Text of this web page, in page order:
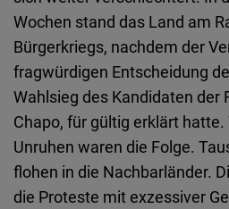
Wochen stand das Land am
Bürgerkriegs, nachdem der
fragwürdigen Entscheidung
Wahlsieg des Kandidaten der
Chapo, für gültig erklärt
Unruhen waren die Folge.
flohen in die Nachbarländer.
die Proteste mit exzessiver
Typeform
Embed